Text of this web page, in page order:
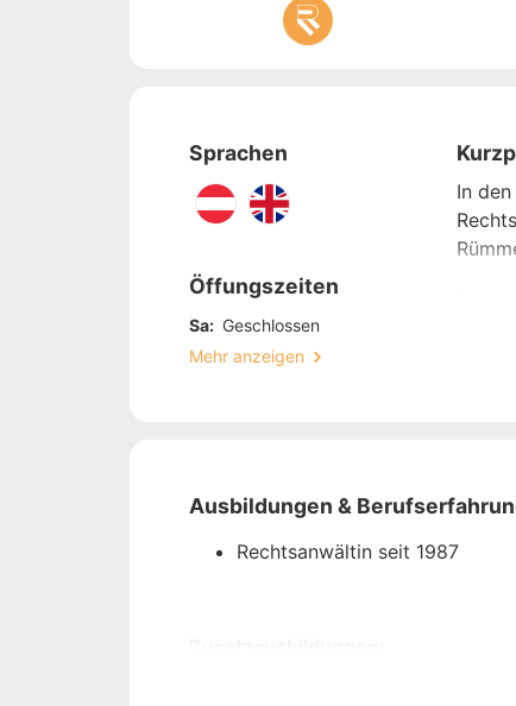
Sprachen
Öffungszeiten
Sa: Geschlossen
Mehr anzeigen
In
Seite.
Ausbildungen &
Rechtsanwältin seit 1987